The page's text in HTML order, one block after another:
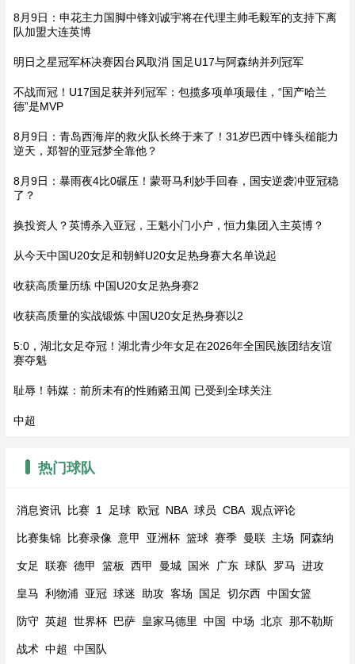
8月9日：申花主力国脚中锋刘诚宇将在代理主帅毛毅军的支持下离
队加盟大连英博
明日之星冠军杯决赛因台风取消 国足U17与阿森纳并列冠军
不战而冠！U17国足获并列冠军：包揽多项单项最佳，“国产哈兰
德”是MVP
8月9日：青岛西海岸的救火队长终于来了！31岁巴西中锋头槌能力
逆天，郑智的亚冠梦全靠他？
8月9日：暴雨夜4比0碾压！蒙哥马利妙手回春，国安逆袭冲亚冠稳
了？
换投资人？英博杀入亚冠，王魁小门小户，恒力集团入主英博？
从今天中国U20女足和朝鲜U20女足热身赛大名单说起
收获高质量历练 中国U20女足热身赛2
收获高质量的实战锻炼 中国U20女足热身赛以2
5:0，湖北女足夺冠！湖北青少年女足在2026年全国民族团结友谊
赛夺魁
耻辱！韩媒：前所未有的性贿赂丑闻 已受到全球关注
中超
热门球队
消息资讯 比赛 1 足球 欧冠 NBA 球员 CBA 观点评论
比赛集锦 比赛录像 意甲 亚洲杯 篮球 赛季 曼联 主场 阿森纳
女足 联赛 德甲 篮板 西甲 曼城 国米 广东 球队 罗马 进攻
皇马 利物浦 亚冠 球迷 助攻 客场 国足 切尔西 中国女篮
防守 英超 世界杯 巴萨 皇家马德里 中国 中场 北京 那不勒斯
战术 中超 中国队